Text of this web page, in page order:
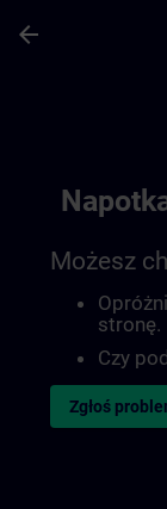
arrow_back
Możesz
stronę.
Czy
Zgłoś